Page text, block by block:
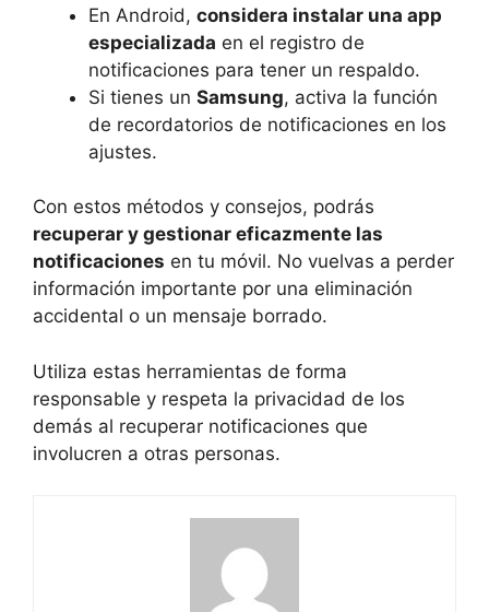
En Android, considera instalar una app
especializada en el registro de
notificaciones para tener un respaldo.
Si tienes un Samsung, activa la función
de recordatorios de notificaciones en los
ajustes.
Con estos métodos y consejos, podrás
recuperar y gestionar eficazmente las
notificaciones en tu móvil. No vuelvas a perder
información importante por una eliminación
accidental o un mensaje borrado.
Utiliza estas herramientas de forma
responsable y respeta la privacidad de los
demás al recuperar notificaciones que
involucren a otras personas.